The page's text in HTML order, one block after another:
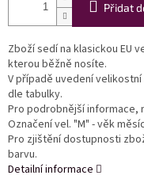
Přidat
Zboží sedí na klasickou EU
kterou běžně nosíte.
V případě uvedení
dle tabulky.
Pro podrobnější informace,
Označení vel. "M" - věk
Pro zjištění dostupnosti
barvu.
Detailní informace